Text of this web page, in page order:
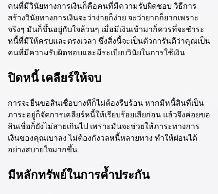
คนที่มีวินัยทางการเงินก็คือคนที่มีความรับผิดชอบ วิธีการ
สร้างวินัยทางการเงินจะว่าง่ายก็ง่าย จะว่ายากก็ยากเพราะ
จริงๆ มันก็ขึ้นอยู่กับใจล้วนๆ เมื่อมีเงินเข้ามาก็ควรที่จะชำระ
หนี้ที่มีให้ครบและตรงเวลา ซึ่งสิ่งนี้จะเป็นตัวการันตีว่าคุณเป็น
คนที่มีความรับผิดชอบและมีระเบียบวินัยในการใช้เงิน
ปิดหนี้ เคลียร์ให้จบ
การจะยื่นขอสินเชื่อบางทีก็ไม่ต้องรีบร้อน หากมีหนี้สินที่เป็น
ภาระอยู่ก็จัดการเคลียร์หนี้ให้เรียบร้อยเสียก่อน แล้วจึงค่อยขอ
สินเชื่อก็ยังไม่สายเกินไป เพราะมันจะช่วยให้ภาระทางการ
เงินของคุณเบาลง ไม่ต้องกังวลหนี้หลายทาง ทำให้ผ่อนได้
อย่างสบายใจมากขึ้น
มีหลักทรัพย์ในการค้ำประกัน